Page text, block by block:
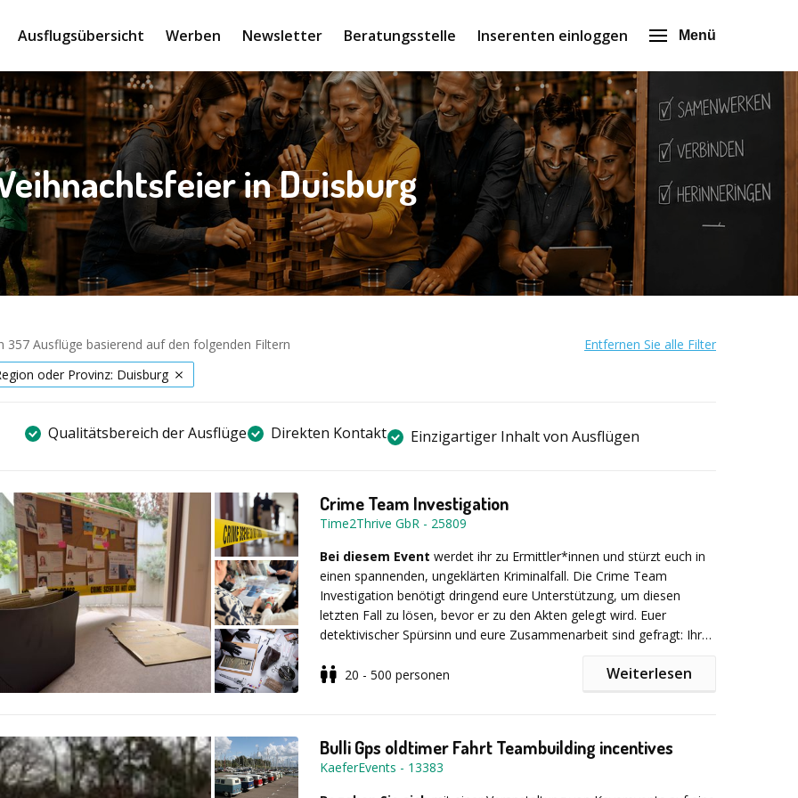
Ausflugsübersicht Werben Newsletter Beratungsstelle Inserenten einloggen Menü
in Duisburg
357 Ausflüge basierend auf den folgenden Filtern
Entfernen Sie alle Filter
oder Provinz: Duisburg
Qualitätsbereich der Ausflüge Direkten Kontakt Einzigartiger Inhalt von Ausflügen
Crime Team Investigation
Time2Thrive GbR - 25809
Bei diesem Event werdet ihr zu Ermittler*innen und stürzt euch in
einen spannenden, ungeklärten Kriminalfall. Die Crime Team
Investigation benötigt dringend eure Unterstützung, um diesen
letzten Fall zu lösen, bevor er zu den Akten gelegt wird. Euer
detektivischer Spürsinn und eure Zusammenarbeit sind gefragt: Ihr
entlarven und Alibis überprüfen. Es geht dabei nicht nur darum,
der CTI Academy ausgezeichnet und in deren Team aufgenommen.
Das Event bietet Nervenkitzel, Rätselspaß und Teamgeist – ein
unvergessliches Krimi-Abenteuer, das noch lange nachwirkt!
20 - 500 personen Weiterlesen
Bulli Gps oldtimer Fahrt Teambuilding incentives
KaeferEvents - 13383